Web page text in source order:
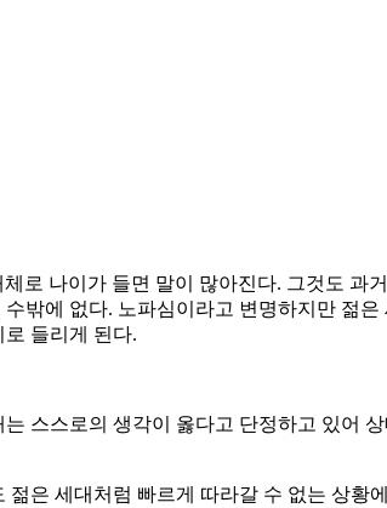
로 나이가 들면 말이 많아진다. 그것도
밖에 없다. 노파심이라고 변명하지만 젊
들리게 된다.
스스로의 생각이 옳다고 단정하고 있어
은 세대처럼 빠르게 따라갈 수 없는 상